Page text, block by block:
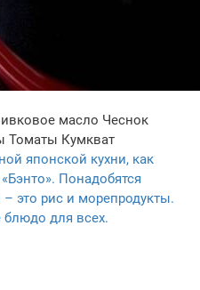
масло Чеснок
Томаты Кумкват
японской кухни, как
Понадобятся
это рис и морепродукты.
блюдо для всех.